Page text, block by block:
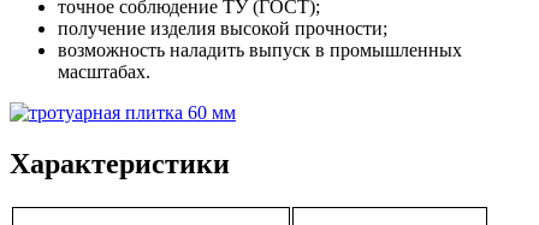
точное соблюдение ТУ (ГОСТ);
получение изделия высокой прочности;
возможность наладить выпуск в промышленных
масштабах.
Характеристики